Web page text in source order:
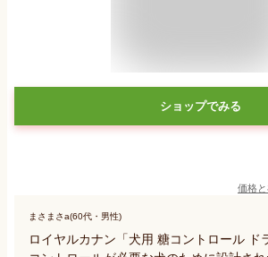
ショップでみる
価格
まさまさa(60代・男性)
ロイヤルカナン「犬用 糖コントロール ド